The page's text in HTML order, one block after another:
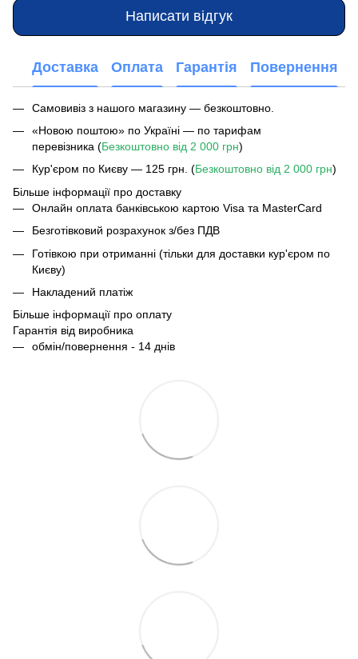
Написати відгук
Доставка Оплата Гарантія Повернення
Самовивіз з нашого магазину — безкоштовно.
«Новою поштою» по Україні — по тарифам
перевізника (Безкоштовно від 2 000 грн)
Кур'єром по Києву — 125 грн. (Безкоштовно від 2 000 грн)
Більше інформації про доставку
Онлайн оплата банківською картою Visa та MasterCard
Безготівковий розрахунок з/без ПДВ
Готівкою при отриманні (тільки для доставки кур'єром по
Києву)
Накладений платіж
Більше інформації про оплату
Гарантія від виробника
обмін/повернення - 14 днів